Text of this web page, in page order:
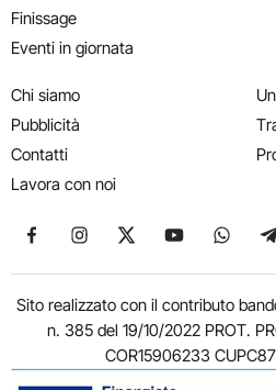
Finissage
Eventi in giornata
Chi siamo
Pubblicità
Contatti
Lavora con noi
Seguici su Facebook
Seguici su Instagram
Seguici su X
Seguici su
Sito realizzato con il contributo
n. 385 del 19/10/2022 PROT.
COR15906233